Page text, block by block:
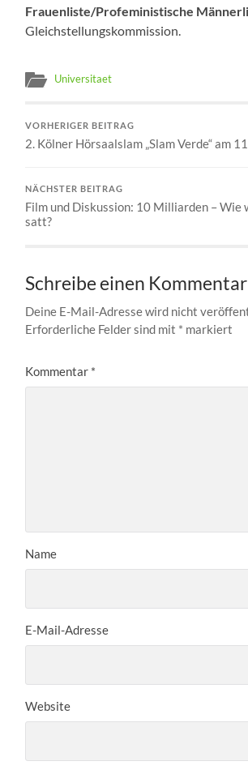
Frauenliste/Profeministische
Gleichstellungskommission.
Universitaet
VORHERIGER BEITRAG
2. Kölner Hörsaalslam „Slam Verde“ am
NÄCHSTER BEITRAG
Film und Diskussion: 10 Milliarden – Wie
satt?
Schreibe einen Kommentar
Deine E-Mail-Adresse wird nicht
Erforderliche Felder sind mit * markiert
Kommentar *
Name
E-Mail-Adresse
Website